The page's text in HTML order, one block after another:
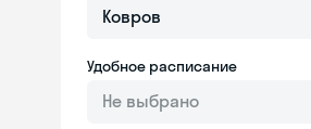
Удобное расписание
Не выбрано